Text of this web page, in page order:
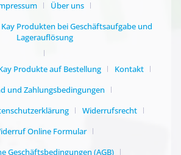
Über uns
Produkten bei Geschäftsaufgabe und
Lagerauflösung
Produkte auf Bestellung
Kontakt
und Zahlungsbedingungen
Widerrufsrecht
Online Formular
Geschäftsbedingungen (AGB)